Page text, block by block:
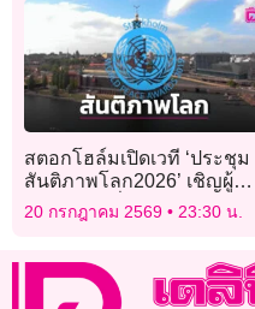
สตอกโฮล์มเปิดเวที ‘ประชุม
สันติภาพโลก2026’ เชิญผู้นำ-
นักสันติวิธีทั่วโลกร่วมงาน
20 กรกฎาคม 2569 23:30 น.